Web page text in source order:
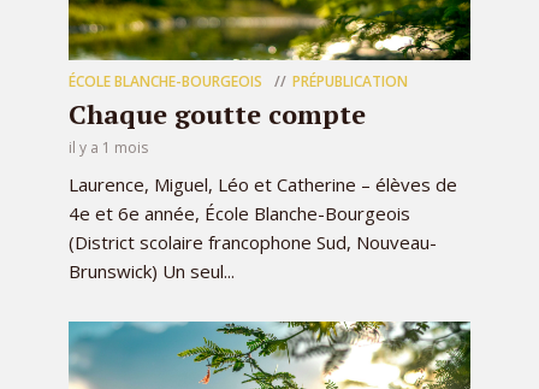
ÉCOLE BLANCHE-BOURGEOIS PRÉPUBLICATION
Chaque goutte compte
il y a 1 mois
Laurence, Miguel, Léo et Catherine – élèves de
4e et 6e année, École Blanche-Bourgeois
(District scolaire francophone Sud, Nouveau-
Brunswick) Un seul...